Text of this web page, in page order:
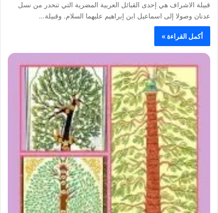
قبيلة الاشراف هي إحدى القبائل العربية المضرية التي تنحدر من نسل
عدنان وصولا إلى اسماعيل ابن إبراهيم عليهما السلام. وقبيلة…
أكمل القراءة »